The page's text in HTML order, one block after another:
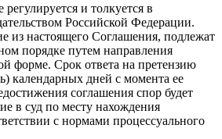
и толкуется в
Российской Федерации.
из настоящего Соглашения, подлежат
порядке путем направления
форме. Срок ответа на претензию
календарных дней с момента ее
соглашения спор будет
в суд по месту нахождения
с нормами процессуального